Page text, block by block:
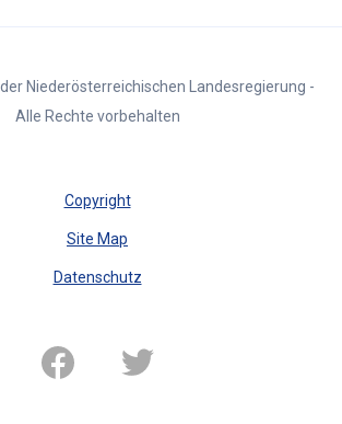
Niederösterreichischen Landesregierung -
Alle Rechte vorbehalten
Copyright
Site Map
Datenschutz